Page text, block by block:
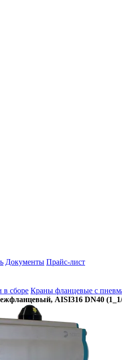
Документы Прайс-лист
в сборе Краны фланцевые с
AISI316 DN40